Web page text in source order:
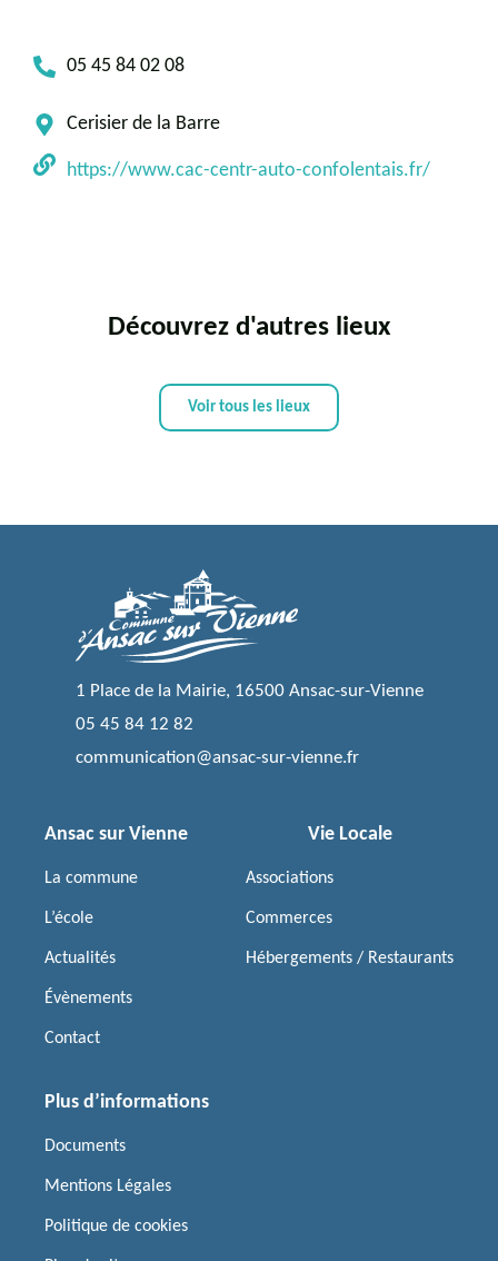
05 45 84 02 08
Cerisier de la Barre
https://www.cac-centr-auto-confolentais.fr/
Découvrez d'autres lieux
Voir tous les lieux
1 Place de la Mairie, 16500 Ansac-sur-Vienne
05 45 84 12 82
communication@ansac-sur-vienne.fr
Ansac sur Vienne
La commune
L’école
Actualités
Évènements
Contact
Vie Locale
Associations
Commerces
Hébergements / Restaurants
Plus d’informations
Documents
Mentions Légales
Politique de cookies